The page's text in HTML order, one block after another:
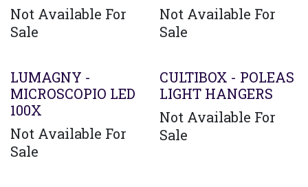
Not Available For
Sale
Not Available For
Sale
LUMAGNY -
MICROSCOPIO LED
100X
Not Available For
Sale
CULTIBOX - POLEAS
LIGHT HANGERS
Not Available For
Sale